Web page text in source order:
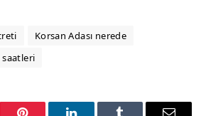
Korsan Adası nerede
saatleri